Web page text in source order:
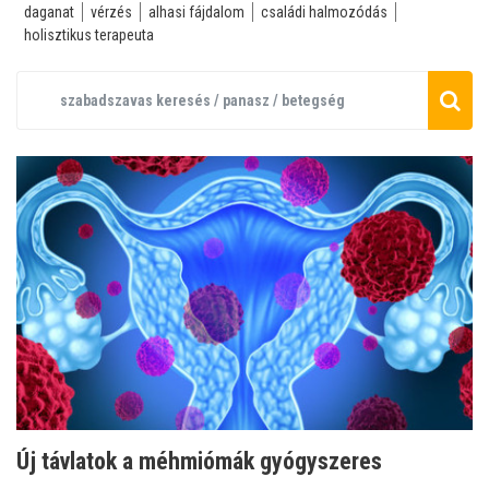
daganat
vérzés alhasi fájdalom
családi halmozódás
holisztikus terapeuta
Új távlatok a méhmiómák gyógyszeres